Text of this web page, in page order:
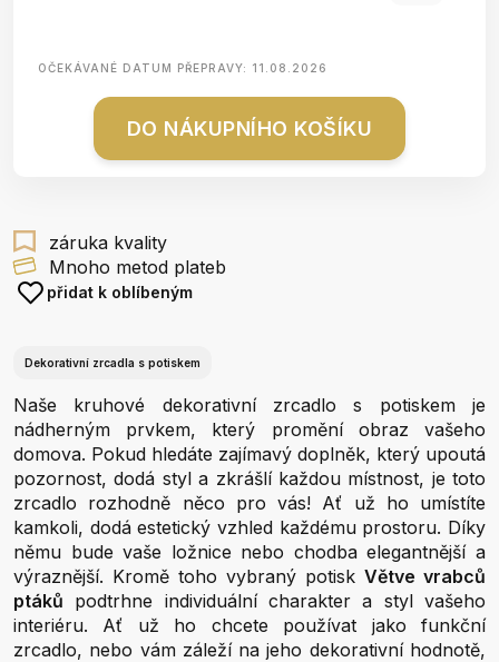
OČEKÁVANÉ DATUM PŘEPRAVY: 11.08.2026
DO NÁKUPNÍHO KOŠÍKU
záruka kvality
Mnoho metod plateb
přidat k oblíbeným
Dekorativní zrcadla s potiskem
Naše kruhové dekorativní zrcadlo s potiskem je
nádherným prvkem, který promění obraz vašeho
domova. Pokud hledáte zajímavý doplněk, který upoutá
pozornost, dodá styl a zkrášlí každou místnost, je toto
zrcadlo rozhodně něco pro vás! Ať už ho umístíte
kamkoli, dodá estetický vzhled každému prostoru. Díky
němu bude vaše ložnice nebo chodba elegantnější a
výraznější. Kromě toho vybraný potisk Větve vrabců
ptáků podtrhne individuální charakter a styl vašeho
interiéru. Ať už ho chcete používat jako funkční
zrcadlo, nebo vám záleží na jeho dekorativní hodnotě,